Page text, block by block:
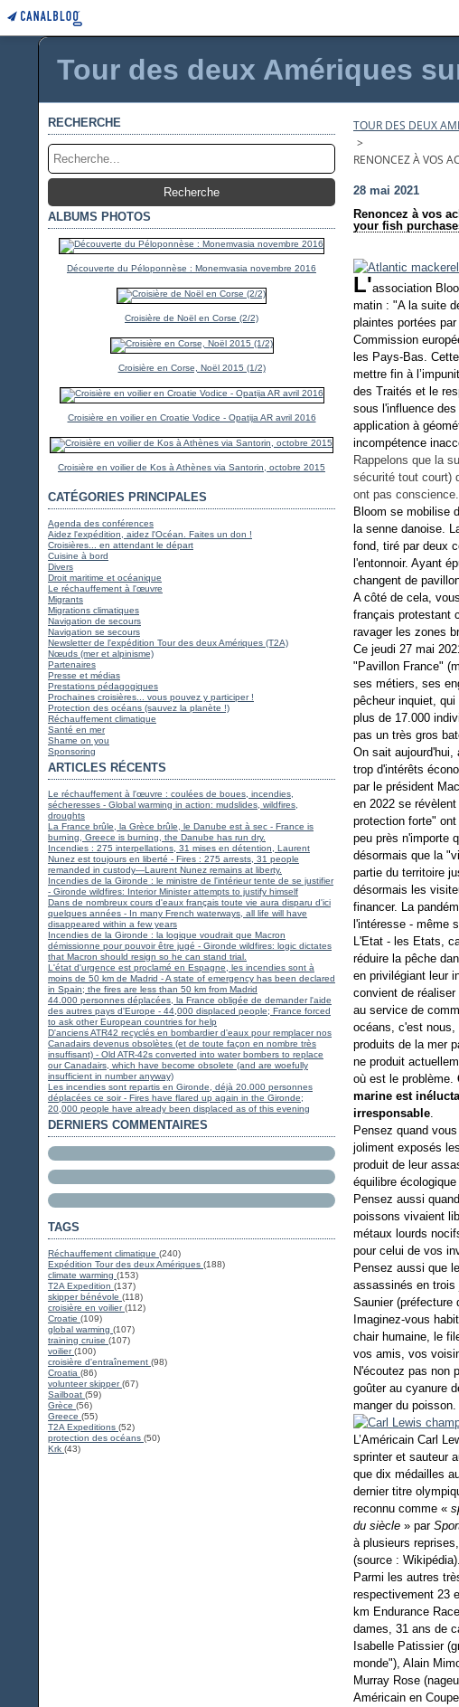
Tour des deux Amériques
RECHERCHE
ALBUMS PHOTOS
Découverte du Péloponnèse : Monemvasia novembre 2016
Croisière de Noël en Corse (2/2)
Croisière en Corse, Noël 2015 (1/2)
Croisière en voilier en Croatie Vodice - Opatija AR avril 2016
Croisière en voilier de Kos à Athènes via Santorin, octobre 2015
CATÉGORIES PRINCIPALES
Agenda des conférences
Aidez l'expédition, aidez l'Océan. Faites un don !
Croisières... en attendant le départ
Cuisine à bord
Divers
Droit maritime et océanique
Le réchauffement à l'œuvre
Migrants
Migrations climatiques
Navigation de secours
Navigation se secours
Newsletter de l'expédition Tour des deux Amériques (T2A)
Nœuds (mer et alpinisme)
Partenaires
Presse et médias
Prestations pédagogiques
Prochaines croisières... vous pouvez y participer !
Protection des océans (sauvez la planète !)
Réchauffement climatique
Santé en mer
Shame on you
Sponsoring
ARTICLES RÉCENTS
Le réchauffement à l'œuvre : coulées de boues, incendies,
sécheresses - Global warming in action: mudslides, wildfires,
droughts
La France brûle, la Grèce brûle, le Danube est à sec - France is
burning, Greece is burning, the Danube has run dry.
Incendies : 275 interpellations, 31 mises en détention, Laurent
Nunez est toujours en liberté - Fires : 275 arrests, 31 people
remanded in custody—Laurent Nunez remains at liberty.
Incendies de la Gironde : le ministre de l'intérieur tente de se justifier
- Gironde wildfires: Interior Minister attempts to justify himself
Dans de nombreux cours d'eaux français toute vie aura disparu d'ici
quelques années - In many French waterways, all life will have
disappeared within a few years
Incendies de la Gironde : la logique voudrait que Macron
démissionne pour pouvoir être jugé - Gironde wildfires: logic dictates
that Macron should resign so he can stand trial.
L'état d'urgence est proclamé en Espagne, les incendies sont à
moins de 50 km de Madrid - A state of emergency has been declared
in Spain; the fires are less than 50 km from Madrid
44.000 personnes déplacées, la France obligée de demander l'aide
des autres pays d'Europe - 44,000 displaced people; France forced
to ask other European countries for help
D'anciens ATR42 recyclés en bombardier d'eaux pour remplacer nos
Canadairs devenus obsolètes (et de toute façon en nombre très
insuffisant) - Old ATR-42s converted into water bombers to replace
our Canadairs, which have become obsolete (and are woefully
insufficient in number anyway)
Les incendies sont repartis en Gironde, déjà 20.000 personnes
déplacées ce soir - Fires have flared up again in the Gironde;
20,000 people have already been displaced as of this evening
DERNIERS COMMENTAIRES
TAGS
Réchauffement climatique (240)
Expédition Tour des deux Amériques (188)
climate warming (153)
T2A Expedition (137)
skipper bénévole (118)
croisière en voilier(112)
Croatie (109)
global warming (107)
training cruise (107)
voilier(100)
croisière d'entraînement (98)
Croatia (86)
volunteer skipper(67)
Sailboat (59)
Grèce (56)
Greece (55)
T2A Expeditions (52)
protection des océans (50)
Krk (43)
TOUR DES DEUX
>
RENONCEZ À VOS
28 mai 2021
Renoncez à vos
your fish
L'association
matin : "A la suite
plaintes portées
Commission
les Pays-Bas.
mettre fin à
des Traités et le
sous l'influence
application à
incompétence
Rappelons que la
sécurité tout court)
ont pas conscience.
Bloom se mobilise
la senne danoise.
fond, tiré par deux
l'entonnoir. Ayant
changent de
A côté de cela,
français protestant
ravager les zones
Ce jeudi 27 mai
"Pavillon France"
ses métiers, ses
pêcheur inquiet,
plus de 17.000
pas un très gros
On sait aujourd'hui,
trop d'intérêts
par le président
en 2022 se
protection forte"
peu près n'importe
désormais que la
partie du territoire
désormais les
financer. La
l'intéresse - même
L'Etat - les Etats,
réduire la pêche
en privilégiant leur
convient de
au service de
océans, c'est nous,
produits de la mer
ne produit
où est le problème.
marine est
irresponsable.
Pensez quand
joliment exposés
produit de leur
équilibre
Pensez aussi
poissons vivaient
métaux lourds
pour celui de vos
Pensez aussi que
assassinés en trois
Saunier (préfecture
Imaginez-vous
chair humaine, le
vos amis, vos
N'écoutez pas non
goûter au cyanure
manger du
L’Américain Carl
sprinter et sauteur
que dix médailles
dernier titre
reconnu comme «
du siècle » par
à plusieurs
(source : Wikipédia).
Parmi les autres
respectivement 23
km Endurance
dames, 31 ans de
Isabelle Patissier
monde"), Alain
Murray Rose
Américain en